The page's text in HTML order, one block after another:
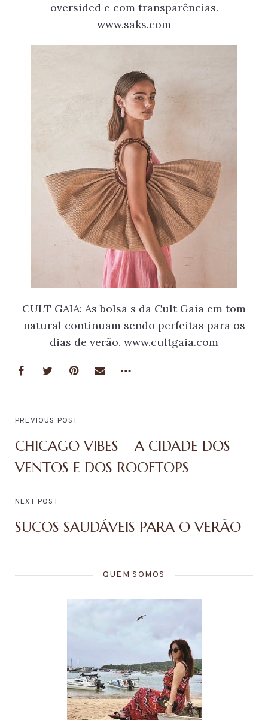
oversided e com transparências.
www.saks.com
CULT GAIA: As bolsa s da Cult Gaia em tom
natural continuam sendo perfeitas para os
dias de verão. www.cultgaia.com
PREVIOUS POST
CHICAGO VIBES – A CIDADE DOS
VENTOS E DOS ROOFTOPS
NEXT POST
SUCOS SAUDÁVEIS PARA O VERÃO
QUEM SOMOS